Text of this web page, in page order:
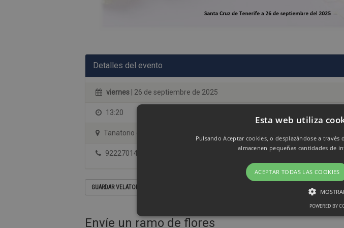
Detalles del evento
viernes | 26 de septiembre de 2025
13:20
Tanatorio de Tenerife (Servisa) - sala 9
922270144
GUARDAR VELATORIO EN SU CALENDARIO
Envíe un ramo de flores
Esta web utiliza
Pulsando Aceptar cookies, o desplazándose a
almacenen pequeñas cantidades de
ACEPTAR TODAS LAS COOKIES
POWERED BY